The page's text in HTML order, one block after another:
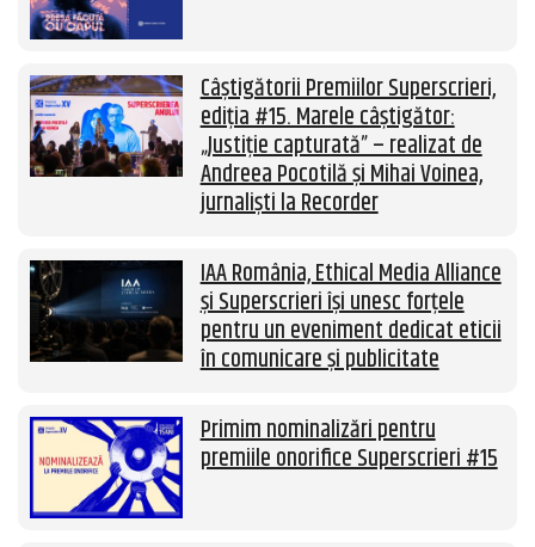
Câștigătorii Premiilor Superscrieri,
ediția #15. Marele câștigător:
„Justiție capturată” – realizat de
Andreea Pocotilă și Mihai Voinea,
jurnaliști la Recorder
IAA România, Ethical Media Alliance
și Superscrieri își unesc forțele
pentru un eveniment dedicat eticii
în comunicare și publicitate
Primim nominalizări pentru
premiile onorifice Superscrieri #15